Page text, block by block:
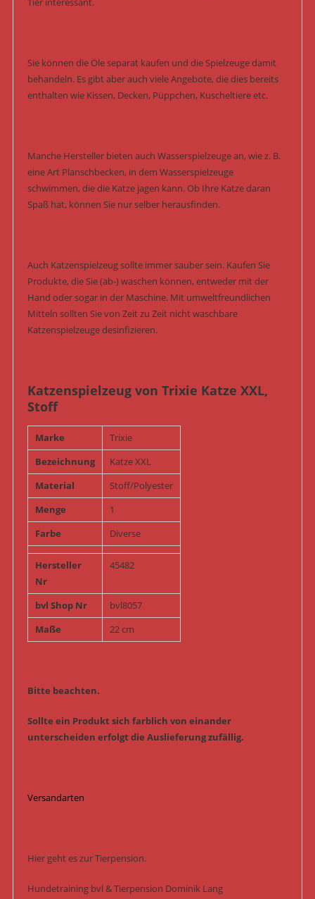
Sie können die Öle separat kaufen und die Spielzeuge damit
behandeln. Es gibt aber auch viele Angebote, die dies bereits
enthalten wie Kissen, Decken, Püppchen, Kuscheltiere etc.
Manche Hersteller bieten auch Wasserspielzeuge an, wie z. B.
eine Art Planschbecken, in dem Wasserspielzeuge
schwimmen, die die Katze jagen kann. Ob Ihre Katze daran
Spaß hat, können Sie nur selber herausfinden.
Auch Katzenspielzeug sollte immer sauber sein. Kaufen Sie
Produkte, die Sie (ab-) waschen können, entweder mit der
Hand oder sogar in der Maschine. Mit umweltfreundlichen
Mitteln sollten Sie von Zeit zu Zeit nicht waschbare
Katzenspielzeuge desinfizieren.
Katzenspielzeug von Trixie Katze XXL,
Stoff
Marke
Trixie
Bezeichnung
Katze XXL
Material
Stoff/Polyester
Menge
1
Farbe
Diverse
Hersteller
Nr
45482
bvl Shop Nr
bvl8057
Maße
22 cm
Bitte beachten.
Sollte ein Produkt sich farblich von einander
unterscheiden erfolgt die Auslieferung zufällig.
Versandarten
Hier geht es zur Tierpension.
Hundetraining bvl & Tierpension Dominik Lang